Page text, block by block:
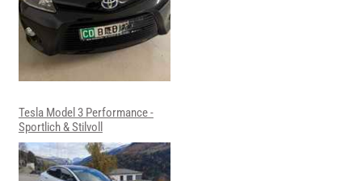
Tesla Model 3 Performance -
Sportlich & Stilvoll